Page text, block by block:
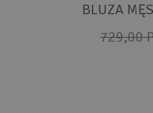
BLUZA
729,00